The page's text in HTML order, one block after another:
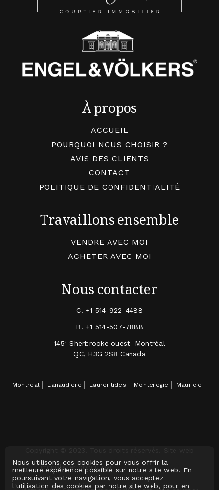
À propos
ACCUEIL
POURQUOI NOUS CHOISIR ?
AVIS DES CLIENTS
CONTACT
POLITIQUE DE CONFIDENTIALITÉ
Travaillons ensemble
VENDRE AVEC MOI
ACHETER AVEC MOI
Nous contacter
C. +1 514-922-4488
B. +1 514-507-7888
1451 Sherbrooke ouest, Montréal
QC, H3G 2S8 Canada
Montréal Lanaudière Laurentides Montérégie Mauricie
immobilier conçu par
Nous utilisons des cookies pour vous offrir la
meilleure expérience possible sur notre site web. En
poursuivant votre navigation, vous acceptez
l'utilisation des cookies par notre site web, pour en